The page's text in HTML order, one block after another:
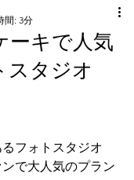
ーキで人気
スタジオ
間: 3分
フォトスタジオ
で大人気のプラン